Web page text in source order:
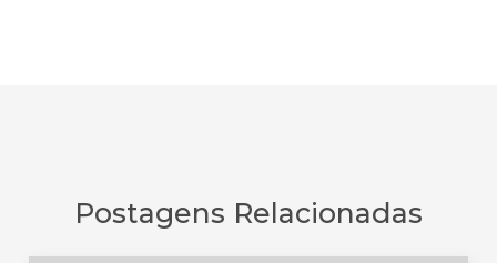
Postagens Relacionadas